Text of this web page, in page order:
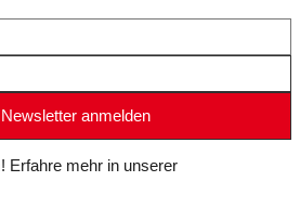
Erfahre mehr in unserer